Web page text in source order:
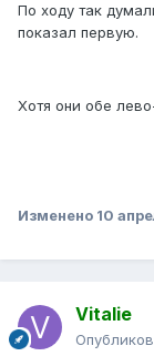
По ходу так
показал первую.
Хотя они обе
Изменено 10
Vitalie